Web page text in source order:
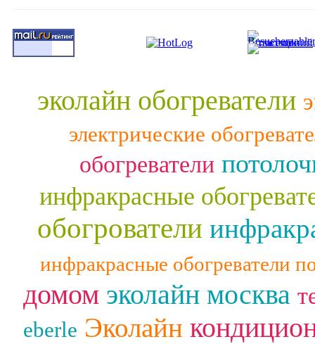
эколайн обогреватели
электрические
обогреватели
инфракрасные
обогрователи
инфракрасные обогреватели
домом эколайн москва
eberle Эколайн